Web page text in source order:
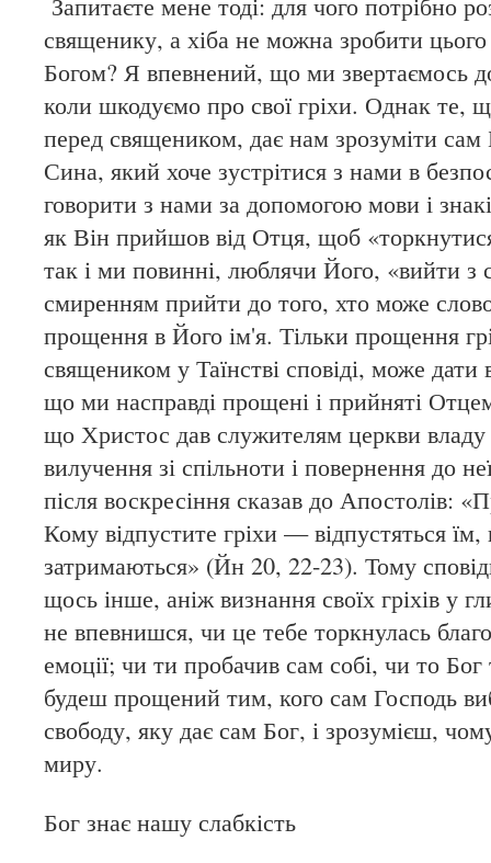
священику, а хіба не можна зробити
Богом? Я впевнений, що ми звертаємось
коли шкодуємо про свої гріхи. Однак те,
перед священиком, дає нам зрозуміти
Сина, який хоче зустрітися з нами в
говорити з нами за допомогою мови і
як Він прийшов від Отця, щоб
так і ми повинні, люблячи Його, «вийти з
смиренням прийти до того, хто може
прощення в Його ім'я. Тільки прощення
священиком у Таїнстві сповіді, може
що ми насправді прощені і прийняті
що Христос дав служителям церкви владу
вилучення зі спільноти і повернення до
після воскресіння сказав до Апостолів:
Кому відпустите гріхи — відпустяться
затримаються» (Йн 20, 22-23). Тому
щось інше, аніж визнання своїх гріхів у
не впевнишся, чи це тебе торкнулась
емоції; чи ти пробачив сам собі, чи то
будеш прощений тим, кого сам Господь
свободу, яку дає сам Бог, і зрозумієш,
миру.
Бог знає нашу слабкість